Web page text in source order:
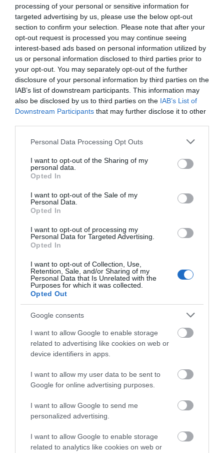
processing of your personal or sensitive information for
targeted advertising by us, please use the below opt-out
section to confirm your selection. Please note that after your
opt-out request is processed you may continue seeing
interest-based ads based on personal information utilized by
us or personal information disclosed to third parties prior to
your opt-out. You may separately opt-out of the further
disclosure of your personal information by third parties on the
IAB’s list of downstream participants. This information may
also be disclosed by us to third parties on the IAB’s List of
Downstream Participants that may further disclose it to other
Please note that this website/app uses one or more Google
not limited to your visit or usage behaviour. You may click to
grant or deny consent to Google and its third-party tags to
use your data for below specified purposes in below Google
consent section.
Personal Data Processing Opt Outs
I want to opt-out of the Sharing of my
personal data.
Opted In
I want to opt-out of the Sale of my
Personal Data.
Opted In
I want to opt-out of processing my
Personal Data for Targeted Advertising.
Opted In
I want to opt-out of Collection, Use,
Retention, Sale, and/or Sharing of my
Personal Data that Is Unrelated with the
Purposes for which it was collected.
Opted Out
Google consents
I want to allow Google to enable storage
related to advertising like cookies on web or
device identifiers in apps.
I want to allow my user data to be sent to
Google for online advertising purposes.
I want to allow Google to send me
personalized advertising.
I want to allow Google to enable storage
related to analytics like cookies on web or
Χαλκίδα: Σήμερα η εθελοντική αιμοδοσία
από την Ένωση Αστυνομικών Υπαλλήλων
Εύβοιας
14.06.2022 | 09:30
Εθελοντική Αιμοδοσία από την Ένωση
Αστυνομικών Υπαλλήλων Εύβοιας
06.06.2022 | 19:40
Η συγκινητική ευχή της Ένωσης
Αστυνομικών Υπαλλήλων Εύβοιας στα
παιδιά που συμμετέχουν στις Πανελλήνιες